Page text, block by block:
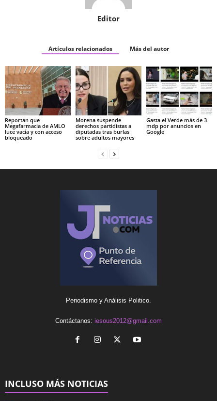
Editor
Artículos relacionados Más del autor
Reportan que
Megafarmacia de AMLO
luce vacía y con acceso
bloqueado
Morena suspende
derechos partidistas a
diputadas tras burlas
sobre adultos mayores
Gasta el Verde más de 3
mdp por anuncios en
Google
Periodismo y Análisis Politico.
Contáctanos: iesous2012@gmail.com
INCLUSO MÁS NOTICIAS